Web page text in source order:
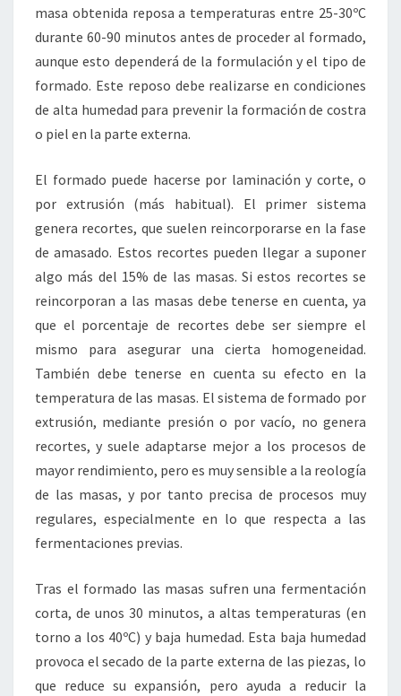
masa obtenida reposa a temperaturas entre 25-30ºC
durante 60-90 minutos antes de proceder al formado,
aunque esto dependerá de la formulación y el tipo de
formado. Este reposo debe realizarse en condiciones
de alta humedad para prevenir la formación de costra
o piel en la parte externa.
El formado puede hacerse por laminación y corte, o
por extrusión (más habitual). El primer sistema
genera recortes, que suelen reincorporarse en la fase
de amasado. Estos recortes pueden llegar a suponer
algo más del 15% de las masas. Si estos recortes se
reincorporan a las masas debe tenerse en cuenta, ya
que el porcentaje de recortes debe ser siempre el
mismo para asegurar una cierta homogeneidad.
También debe tenerse en cuenta su efecto en la
temperatura de las masas. El sistema de formado por
extrusión, mediante presión o por vacío, no genera
recortes, y suele adaptarse mejor a los procesos de
mayor rendimiento, pero es muy sensible a la reología
de las masas, y por tanto precisa de procesos muy
regulares, especialmente en lo que respecta a las
fermentaciones previas.
Tras el formado las masas sufren una fermentación
corta, de unos 30 minutos, a altas temperaturas (en
torno a los 40ºC) y baja humedad. Esta baja humedad
provoca el secado de la parte externa de las piezas, lo
que reduce su expansión, pero ayuda a reducir la